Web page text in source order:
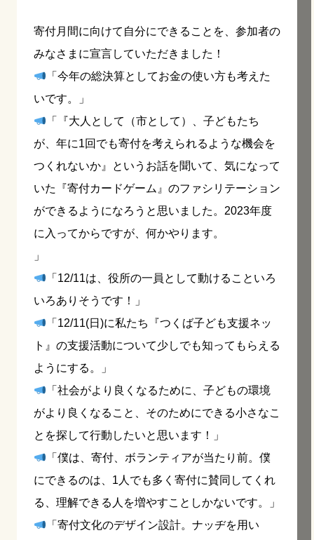
寄付月間に向けて自分にできることを、参加者の
みなさまに宣言していただきました！
「今年の総決算としてお金の使い方も考えた
いです。」
「『大人として（市として）、子どもたち
が、年に1回でも寄付を考えられるような機会を
つくれないか』というお話を聞いて、気になって
いた『寄付カードゲーム』のファシリテーション
ができるようになろうと思いました。2023年度
に入ってからですが、何かやります。
」
「12/11は、役所の一員として動けることいろ
いろありそうです！」
「12/11(日)に私たち『つくば子ども支援ネッ
ト』の支援活動について少しでも知ってもらえる
ようにする。」
「社会がより良くなるために、子どもの環境
がより良くなること、そのためにできる小さなこ
とを探して行動したいと思います！」
「僕は、寄付、ボランティアが当たり前。僕
にできるのは、1人でも多く寄付に賛同してくれ
る、理解できる人を増やすことしかないです。」
「寄付文化のデザイン設計。ナッヂを用い